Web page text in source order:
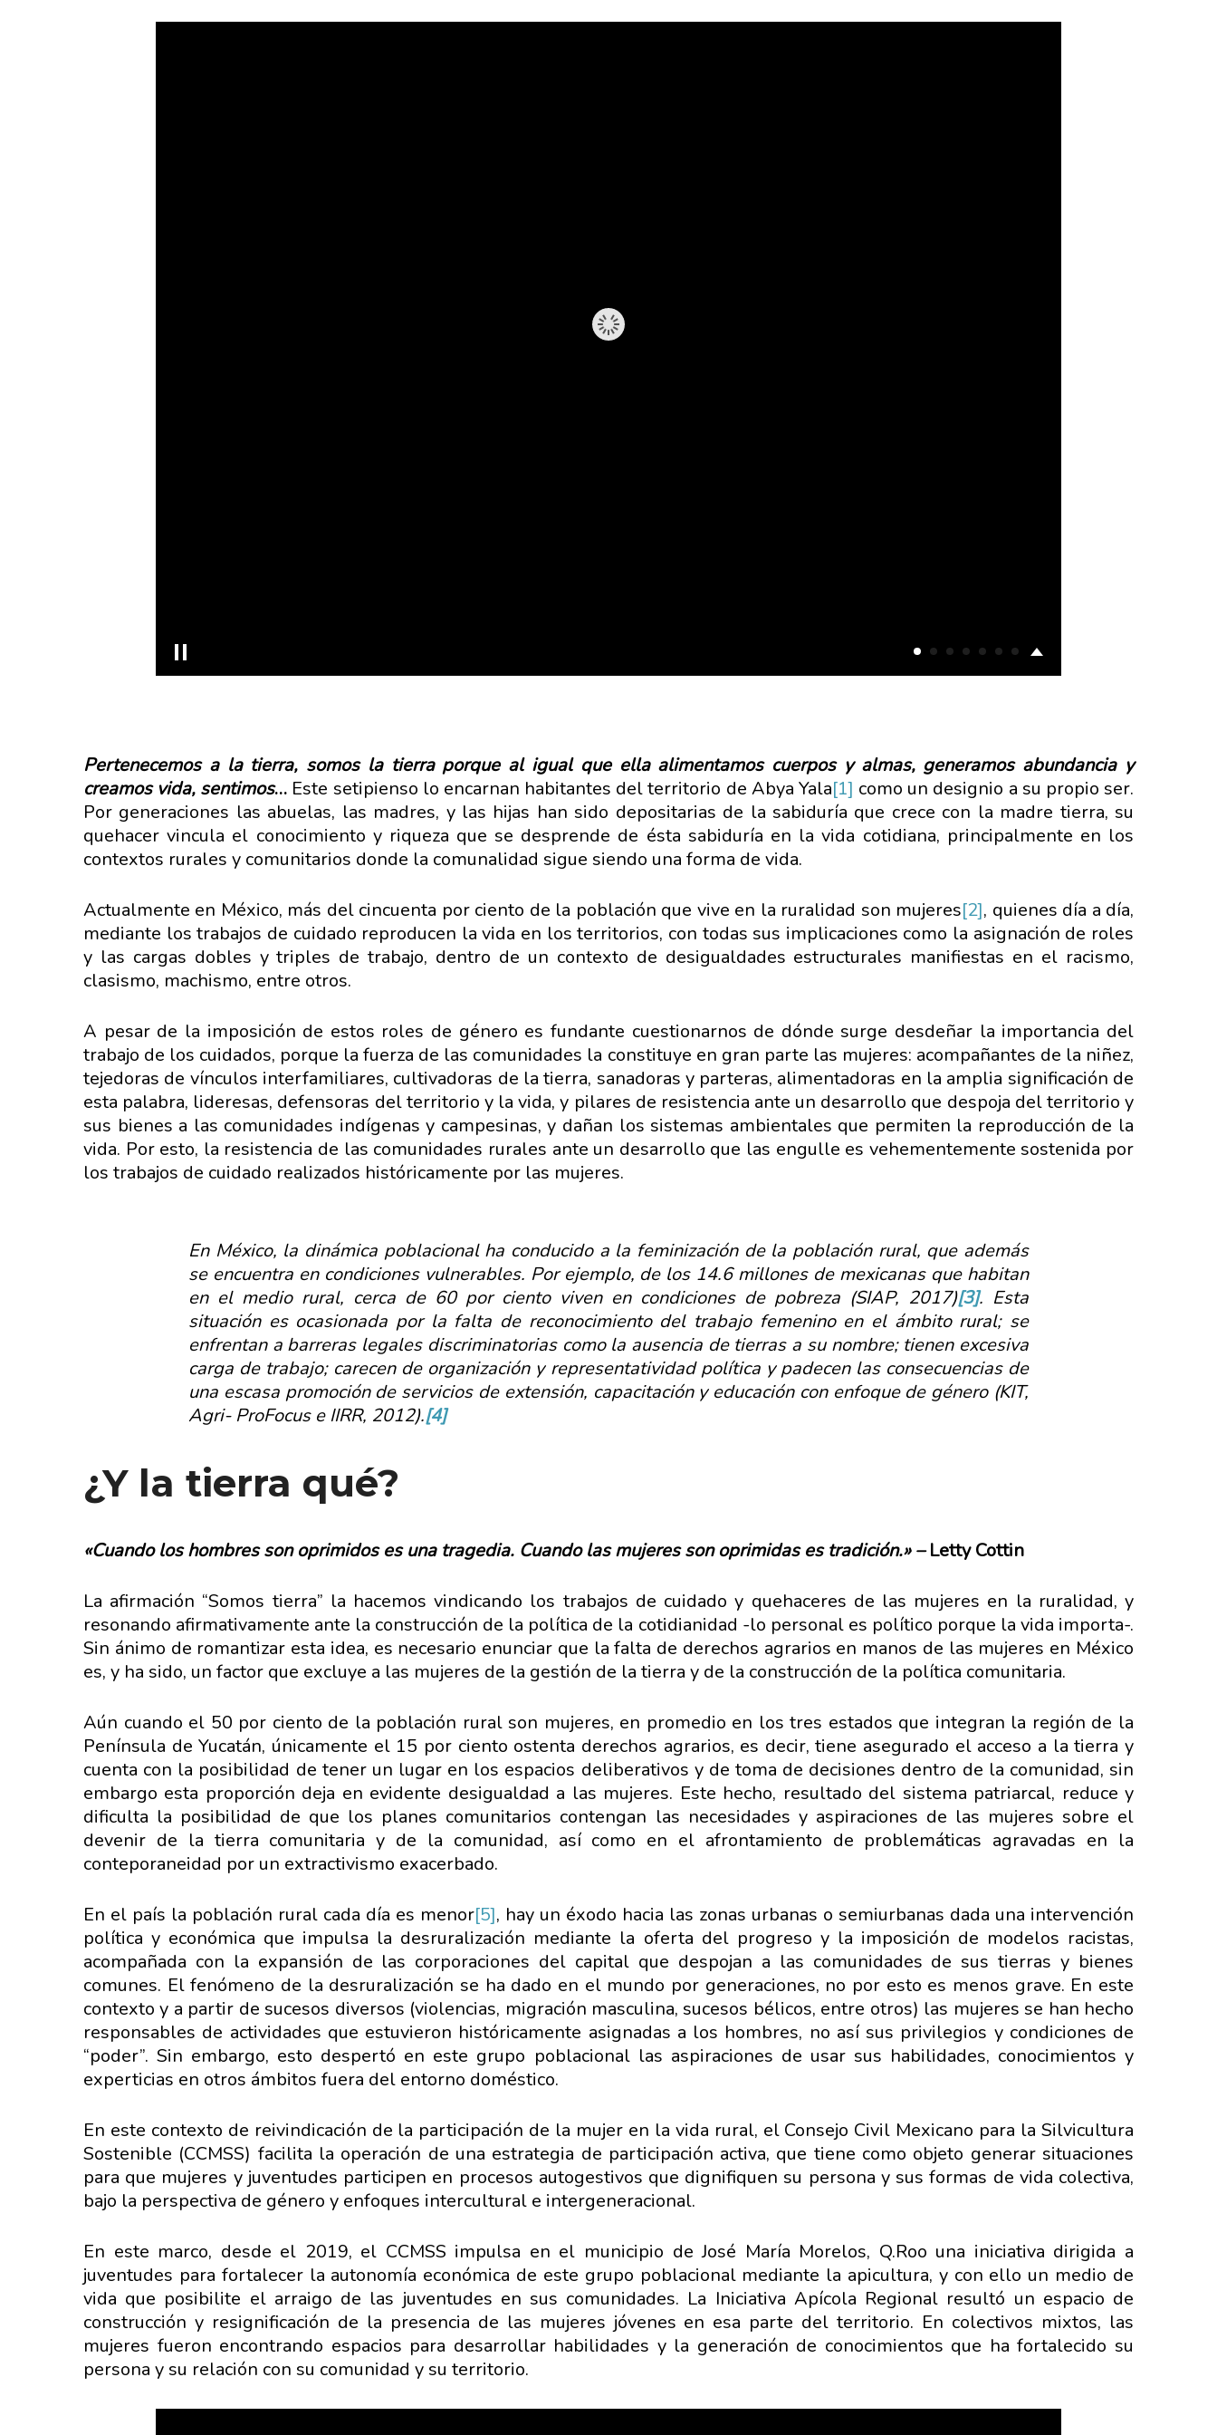
Pertenecemos a la tierra, somos la tierra porque al igual que ella alimentamos cuerpos y almas, generamos abundancia y
creamos vida, sentimos… Este setipienso lo encarnan habitantes del territorio de Abya Yala[1] como un designio a su propio ser.
Por generaciones las abuelas, las madres, y las hijas han sido depositarias de la sabiduría que crece con la madre tierra, su
quehacer vincula el conocimiento y riqueza que se desprende de ésta sabiduría en la vida cotidiana, principalmente en los
contextos rurales y comunitarios donde la comunalidad sigue siendo una forma de vida.
Actualmente en México, más del cincuenta por ciento de la población que vive en la ruralidad son mujeres[2], quienes día a día,
mediante los trabajos de cuidado reproducen la vida en los territorios, con todas sus implicaciones como la asignación de roles
y las cargas dobles y triples de trabajo, dentro de un contexto de desigualdades estructurales manifiestas en el racismo,
clasismo, machismo, entre otros.
A pesar de la imposición de estos roles de género es fundante cuestionarnos de dónde surge desdeñar la importancia del
trabajo de los cuidados, porque la fuerza de las comunidades la constituye en gran parte las mujeres: acompañantes de la niñez,
tejedoras de vínculos interfamiliares, cultivadoras de la tierra, sanadoras y parteras, alimentadoras en la amplia significación de
esta palabra, lideresas, defensoras del territorio y la vida, y pilares de resistencia ante un desarrollo que despoja del territorio y
sus bienes a las comunidades indígenas y campesinas, y dañan los sistemas ambientales que permiten la reproducción de la
vida. Por esto, la resistencia de las comunidades rurales ante un desarrollo que las engulle es vehementemente sostenida por
los trabajos de cuidado realizados históricamente por las mujeres.
En México, la dinámica poblacional ha conducido a la feminización de la población rural, que además
se encuentra en condiciones vulnerables. Por ejemplo, de los 14.6 millones de mexicanas que habitan
en el medio rural, cerca de 60 por ciento viven en condiciones de pobreza (SIAP, 2017)[3]. Esta
situación es ocasionada por la falta de reconocimiento del trabajo femenino en el ámbito rural; se
enfrentan a barreras legales discriminatorias como la ausencia de tierras a su nombre; tienen excesiva
carga de trabajo; carecen de organización y representatividad política y padecen las consecuencias de
una escasa promoción de servicios de extensión, capacitación y educación con enfoque de género (KIT,
Agri- ProFocus e IIRR, 2012).[4]
¿Y la tierra qué?
«Cuando los hombres son oprimidos es una tragedia. Cuando las mujeres son oprimidas es tradición.» –Letty Cottin
La afirmación “Somos tierra” la hacemos vindicando los trabajos de cuidado y quehaceres de las mujeres en la ruralidad, y
resonando afirmativamente ante la construcción de la política de la cotidianidad -lo personal es político porque la vida importa-.
Sin ánimo de romantizar esta idea, es necesario enunciar que la falta de derechos agrarios en manos de las mujeres en México
es, y ha sido, un factor que excluye a las mujeres de la gestión de la tierra y de la construcción de la política comunitaria.
Aún cuando el 50 por ciento de la población rural son mujeres, en promedio en los tres estados que integran la región de la
Península de Yucatán, únicamente el 15 por ciento ostenta derechos agrarios, es decir, tiene asegurado el acceso a la tierra y
cuenta con la posibilidad de tener un lugar en los espacios deliberativos y de toma de decisiones dentro de la comunidad, sin
embargo esta proporción deja en evidente desigualdad a las mujeres. Este hecho, resultado del sistema patriarcal, reduce y
dificulta la posibilidad de que los planes comunitarios contengan las necesidades y aspiraciones de las mujeres sobre el
devenir de la tierra comunitaria y de la comunidad, así como en el afrontamiento de problemáticas agravadas en la
conteporaneidad por un extractivismo exacerbado.
En el país la población rural cada día es menor[5], hay un éxodo hacia las zonas urbanas o semiurbanas dada una intervención
política y económica que impulsa la desruralización mediante la oferta del progreso y la imposición de modelos racistas,
acompañada con la expansión de las corporaciones del capital que despojan a las comunidades de sus tierras y bienes
comunes. El fenómeno de la desruralización se ha dado en el mundo por generaciones, no por esto es menos grave. En este
contexto y a partir de sucesos diversos (violencias, migración masculina, sucesos bélicos, entre otros) las mujeres se han hecho
responsables de actividades que estuvieron históricamente asignadas a los hombres, no así sus privilegios y condiciones de
“poder”. Sin embargo, esto despertó en este grupo poblacional las aspiraciones de usar sus habilidades, conocimientos y
experticias en otros ámbitos fuera del entorno doméstico.
En este contexto de reivindicación de la participación de la mujer en la vida rural, el Consejo Civil Mexicano para la Silvicultura
Sostenible (CCMSS) facilita la operación de una estrategia de participación activa, que tiene como objeto generar situaciones
para que mujeres y juventudes participen en procesos autogestivos que dignifiquen su persona y sus formas de vida colectiva,
bajo la perspectiva de género y enfoques intercultural e intergeneracional.
En este marco, desde el 2019, el CCMSS impulsa en el municipio de José María Morelos, Q.Roo una iniciativa dirigida a
juventudes para fortalecer la autonomía económica de este grupo poblacional mediante la apicultura, y con ello un medio de
vida que posibilite el arraigo de las juventudes en sus comunidades. La Iniciativa Apícola Regional resultó un espacio de
construcción y resignificación de la presencia de las mujeres jóvenes en esa parte del territorio. En colectivos mixtos, las
mujeres fueron encontrando espacios para desarrollar habilidades y la generación de conocimientos que ha fortalecido su
persona y su relación con su comunidad y su territorio.